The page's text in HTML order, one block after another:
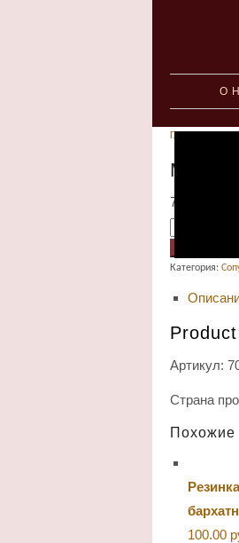
О
Главная
Масло
75.00
Категория:
Артикул:
Страна
Похожие
100.00